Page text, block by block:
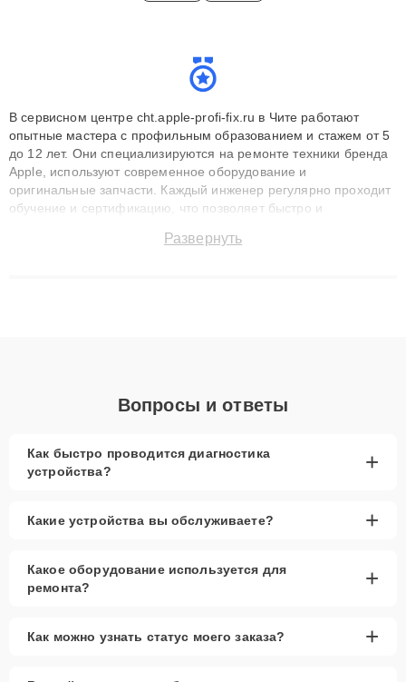
В сервисном центре cht.apple-profi-fix.ru в Чите работают
опытные мастера с профильным образованием и стажем от 5
до 12 лет. Они специализируются на ремонте техники бренда
Apple, используют современное оборудование и
оригинальные запчасти. Каждый инженер регулярно проходит
обучение и сертификацию, что позволяет быстро и
сохранением гарантии до 3 лет. Наши мастера решают
Развернуть
Вопросы и ответы
Как быстро проводится диагностика
устройства?
+
Какие устройства вы обслуживаете? +
Какое оборудование используется для
ремонта?
+
Как можно узнать статус моего заказа? +